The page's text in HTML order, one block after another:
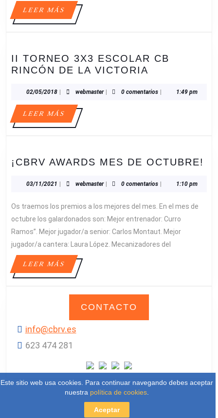
LEER MÁSLEER
MÁS
II TORNEO 3X3 ESCOLAR CB
RINCÓN DE LA VICTORIA
3X3
VICTORIA
02/05/201802/05/2018
| webmasterwebmaster
| 0 comentarios | 1:49 pm
LEER MÁSLEER
MÁS
¡CBRV AWARDS MES DE OCTUBRE!
03/11/2021 03/11/2021
| webmasterwebmaster
| 0 comentarios | 1:10 pm
Os traemos los premios a los mejores del mes. En el mes de
octubre los galardonados son: Mejor entrenador: Curro
Ramos”. Mejor jugador/a senior: Carlos Montaut. Mejor
jugador/a cantera: Laura López. Mecanizadores del
LEER MÁSLEER
MÁS
CONTACTO
info@cbrv.es
623 474 281‬
Este sitio web usa cookies. Para continuar navegando debes aceptar
nuestra política de cookies.
Aceptar